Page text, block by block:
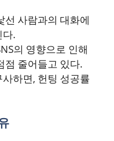
선 사람과의 대화에
다.
의 영향으로 인해
점 줄어들고 있다.
하면, 헌팅 성공률